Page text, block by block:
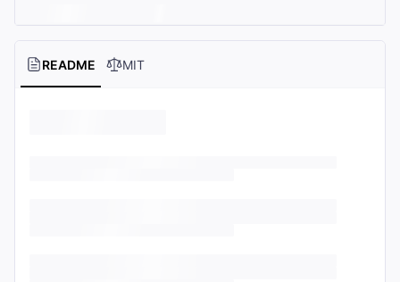
README MIT